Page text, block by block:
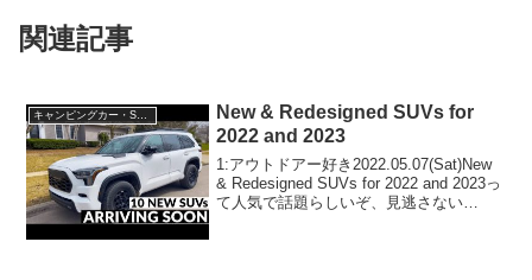
関連記事
New & Redesigned SUVs for
2022 and 2023
1:アウトドアー好き2022.05.07(Sat)New
& Redesigned SUVs for 2022 and 2023っ
て人気で話題らしいぞ、見逃さない